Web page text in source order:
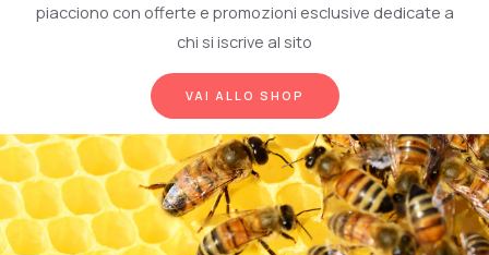
piacciono con offerte e promozioni esclusive dedicate a
chi si iscrive al sito
VAI ALLO SHOP